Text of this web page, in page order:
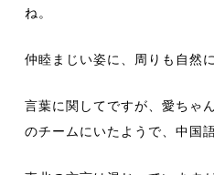
ね。
仲睦まじい姿に、周りも自然
言葉に関してですが、愛ちゃ
のチームにいたようで、中国